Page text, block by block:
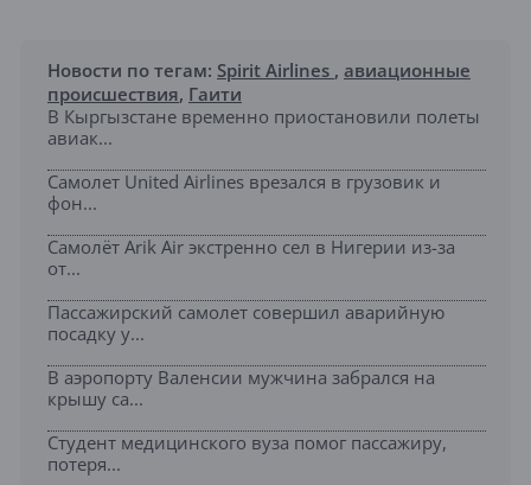
Новости по тегам: Spirit Airlines , авиационные
происшествия, Гаити
В Кыргызстане временно приостановили полеты
авиак...
Самолет United Airlines врезался в грузовик и
фон...
Самолёт Arik Air экстренно сел в Нигерии из-за
от...
Пассажирский самолет совершил аварийную
посадку у...
В аэропорту Валенсии мужчина забрался на
крышу са...
Студент медицинского вуза помог пассажиру,
потеря...